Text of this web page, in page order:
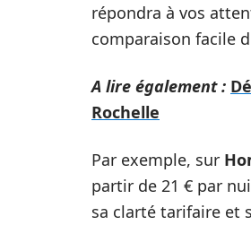
répondra à vos
comparaison facile
A lire également :
Rochelle
Par exemple, sur
partir de 21 € par
sa clarté tarifaire et